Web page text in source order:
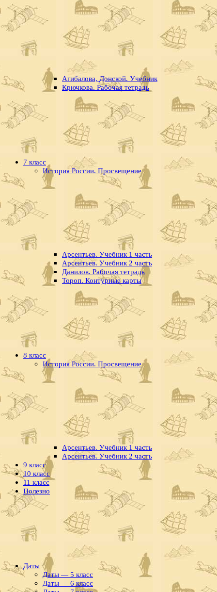
Агибалова, Донской. Учебник
Крючкова. Рабочая тетрадь
7 класс
История России. Просвещение
Арсентьев. Учебник 1 часть
Арсентьев. Учебник 2 часть
Данилов. Рабочая тетрадь
Тороп. Контурные карты
8 класс
История России. Просвещение
Арсентьев. Учебник 1 часть
Арсентьев. Учебник 2 часть
9 класс
10 класс
11 класс
Полезно
Даты
Даты — 5 класс
Даты — 6 класс